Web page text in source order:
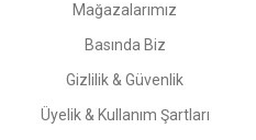
Mağazalarımız
Basında Biz
Gizlilik & Güvenlik
Üyelik & Kullanım Şartları